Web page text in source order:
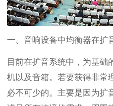
一、音响设备中均衡器在扩
目前在扩音系统中，为基础
机以及音箱。若要获得非常
必不可少的。主要是因为扩